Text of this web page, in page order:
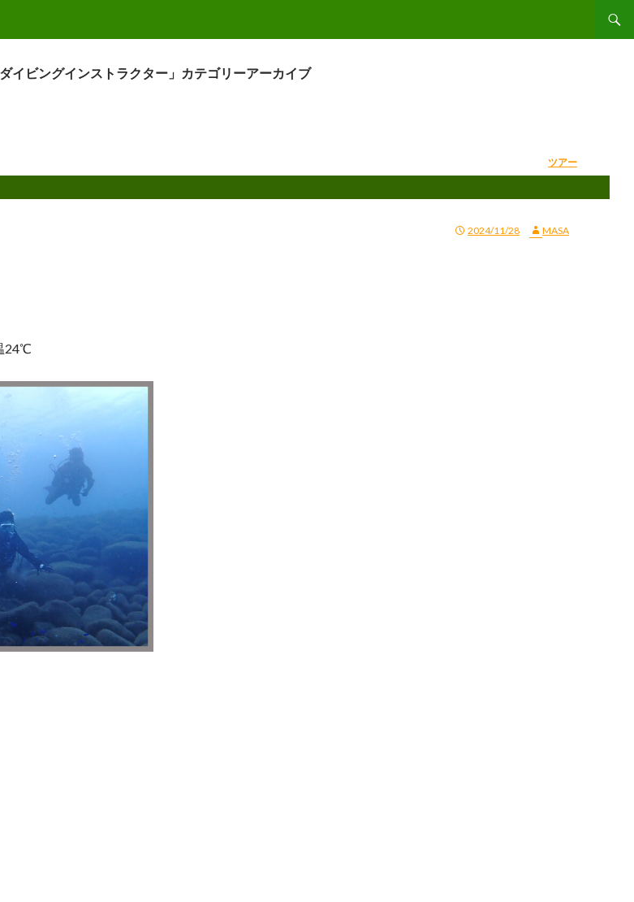
ダイビングインストラクター」カテゴリーアーカイブ
ツアー
2024/11/28 MASA
24℃